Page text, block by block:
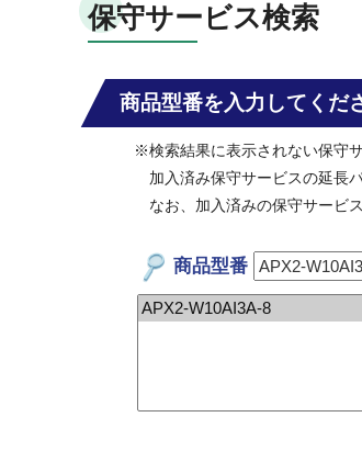
保守サービス検索
商品型番を入力してくだ
※検索結果に表示されない保守
加入済み保守サービスの延長
なお、加入済みの保守サービ
商品型番